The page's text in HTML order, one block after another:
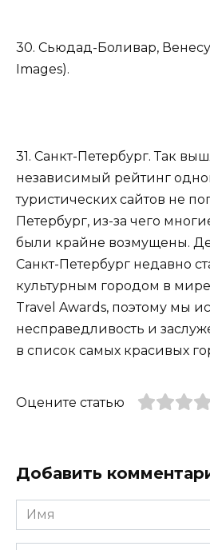
30. Сьюдад-Боливар,
Images).
31. Санкт-Петербург. Так
независимый рейтинг
туристических сайтов не
Петербург, из-за чего
были крайне возмущены.
Санкт-Петербург недавно
культурным городом в
Travel Awards, поэтому мы
несправедливость и
в список самых красивых
Оцените статью
Добавить
Имя
*